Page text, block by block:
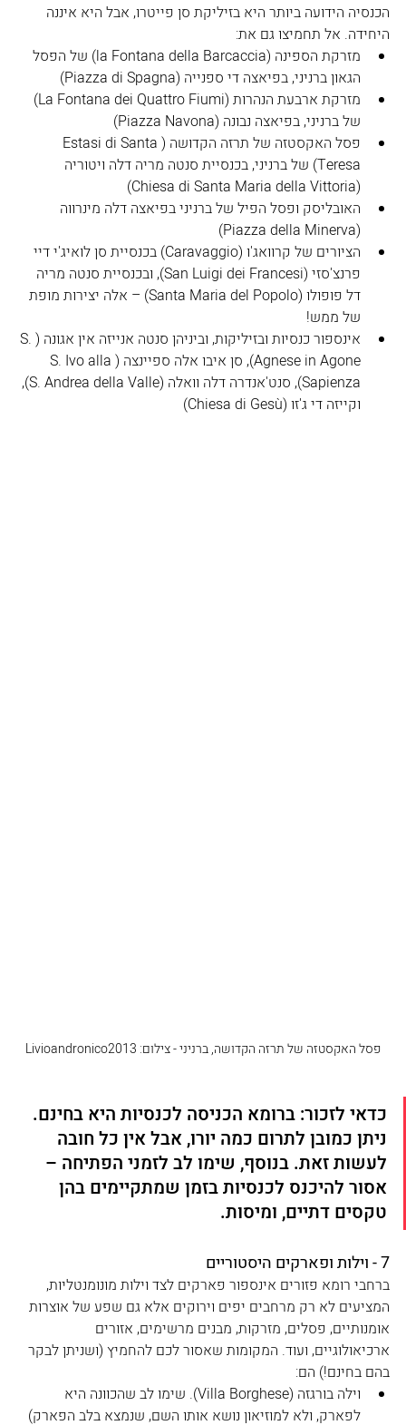
הכנסיה הידועה ביותר היא בזיליקת סן פייטרו, אבל היא איננה
היחידה. אל תחמיצו גם את:
מזרקת הספינה (la Fontana della Barcaccia) של הפסל
הגאון ברניני, בפיאצה די ספנייה (Piazza di Spagna)
מזרקת ארבעת הנהרות (La Fontana dei Quattro Fiumi)
של ברניני, בפיאצה נבונה (Piazza Navona)
פסל האקסטזה של תרזה הקדושה (Estasi di Santa
Teresa) של ברניני, בכנסיית סנטה מריה דלה ויטוריה
(Chiesa di Santa Maria della Vittoria)
האובליסק ופסל הפיל של ברניני בפיאצה דלה מינרווה
(Piazza della Minerva)
הציורים של קרוואג'ו (Caravaggio) בכנסיית סן לואיג'י דיי
פרנצ'סזי (San Luigi dei Francesi), ובכנסיית סנטה מריה
דל פופולו (Santa Maria del Popolo) – אלה יצירות מופת
של ממש!
אינספור כנסיות ובזיליקות, וביניהן סנטה אנייזה אין אגונה (S.
Agnese in Agone), סן איבו אלה ספיינצה (S. Ivo alla
Sapienza), סנט'אנדרה דלה וואלה (S. Andrea della Valle),
וקייזה די ג'זו (Chiesa di Gesù)
פסל האקסטזה של תרזה הקדושה, ברניני - צילום: Livioandronico2013
כדאי לזכור: ברומא הכניסה לכנסיות היא בחינם.
ניתן כמובן לתרום כמה יורו, אבל אין כל חובה
לעשות זאת. בנוסף, שימו לב לזמני הפתיחה –
אסור להיכנס לכנסיות בזמן שמתקיימים בהן
טקסים דתיים, ומיסות.
7 - וילות ופארקים היסטוריים
ברחבי רומא פזורים אינספור פארקים לצד וילות מונומנטליות,
המציעים לא רק מרחבים יפים וירוקים אלא גם שפע של אוצרות
אומנותיים, פסלים, מזרקות, מבנים מרשימים, אזורים
ארכיאולוגיים, ועוד. המקומות שאסור לכם להחמיץ (ושניתן לבקר
בהם בחינם!) הם:
וילה בורגזה (Villa Borghese). שימו לב שהכוונה היא
לפארק, ולא למוזיאון נושא אותו השם, שנמצא בלב הפארק)